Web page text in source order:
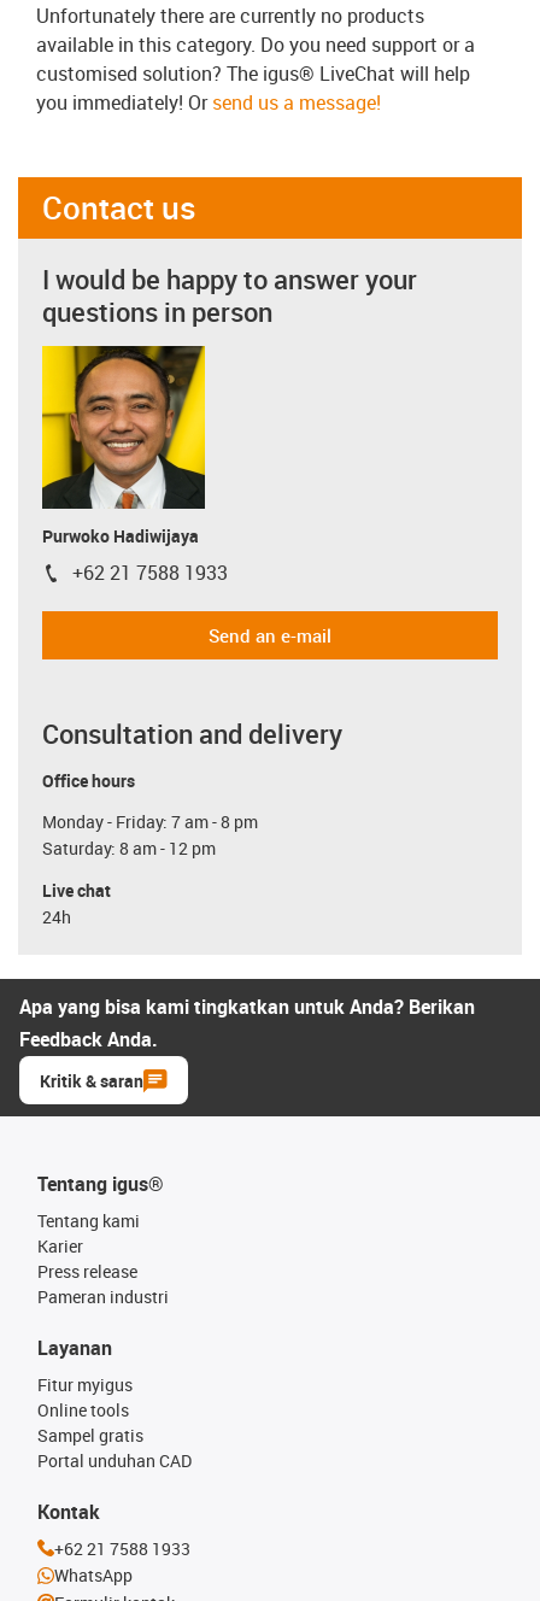
Unfortunately there are currently no products
available in this category. Do you need support or a
customised solution? The igus® LiveChat will help
you immediately! Orsend us a message!
Contact us
I would be happy to answer your
questions in person
Purwoko Hadiwijaya
igus-icon-phone
+62 21 7588 1933
Send an e-mail
Consultation and delivery
Office hours
Monday - Friday: 7 am - 8 pm
Saturday: 8 am - 12 pm
Live chat
24h
Apa yang bisa kami tingkatkan untuk Anda? Berikan
Feedback Anda.
Kritik & saran
Tentang igus®
Tentang kami
Karier
Press release
Pameran industri
Layanan
Fitur myigus
Online tools
Sampel gratis
Portal unduhan CAD
Kontak
+62 21 7588 1933
WhatsApp